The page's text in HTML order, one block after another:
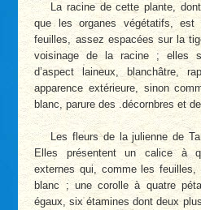
La racine de cette plante,
que les organes végétatifs, est
feuilles, assez espacées sur la
voisinage de la racine ; elles
d’aspect laineux, blanchâtre,
apparence extérieure, sinon
blanc, parure des .décornbres et
Les fleurs de la julienne de
Elles présentent un calice à
externes qui, comme les feuilles,
blanc ; une corolle à quatre
égaux, six étamines dont deux